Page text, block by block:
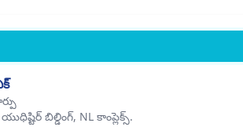
బిల్డింగ్, NL కాంప్లెక్స్.